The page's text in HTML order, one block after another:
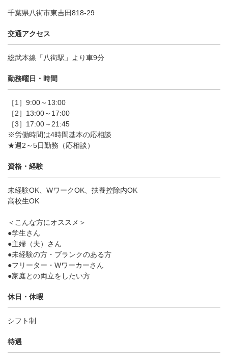
千葉県八街市東吉田818-29
交通アクセス
総武本線「八街駅」より車9分
勤務曜日・時間
［1］9:00～13:00
［2］13:00～17:00
［3］17:00～21:45
※労働時間は4時間基本の応相談
★週2～5日勤務（応相談）
資格・経験
未経験OK、WワークOK、扶養控除内OK
高校生OK
＜こんな方にオススメ＞
●学生さん
●主婦（夫）さん
●未経験の方・ブランクのある方
●フリーター・Wワーカーさん
●家庭との両立をしたい方
休日・休暇
シフト制
待遇